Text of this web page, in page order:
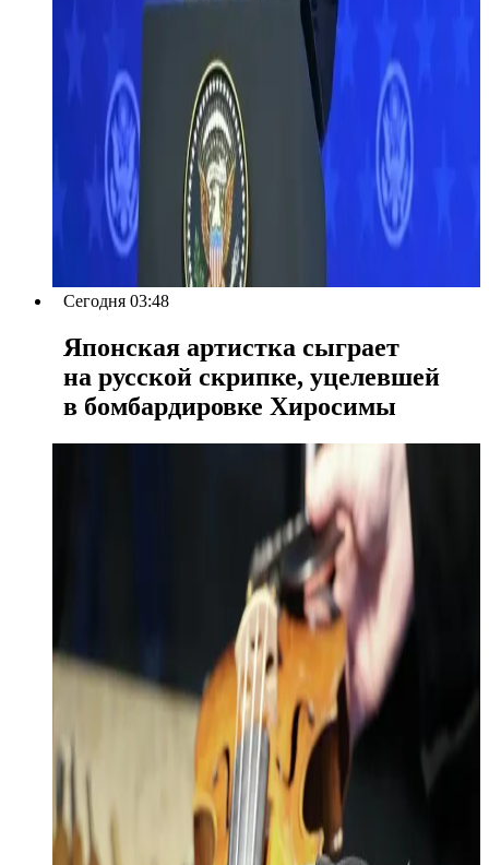
Сегодня 03:48
Японская артистка сыграет
на русской скрипке, уцелевшей
в бомбардировке Хиросимы